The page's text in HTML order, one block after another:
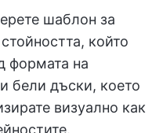
шаблон за
който
формата на
бели дъски, което
визуално как